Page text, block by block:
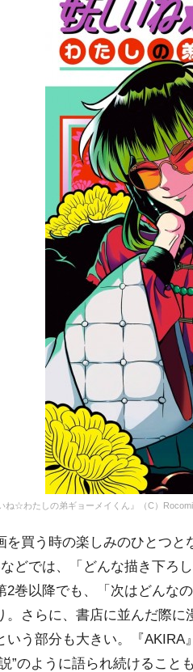
ね☆わたしの弟ギョーメイくん』（C）
買う時の楽しみのひとつと
どでは、「どんな描き下ろ
2巻以降でも、「次はどんな
。さらに、書店に並んだ際
いう部分も大きい。『AKIRA
”のように語られ続けるこ